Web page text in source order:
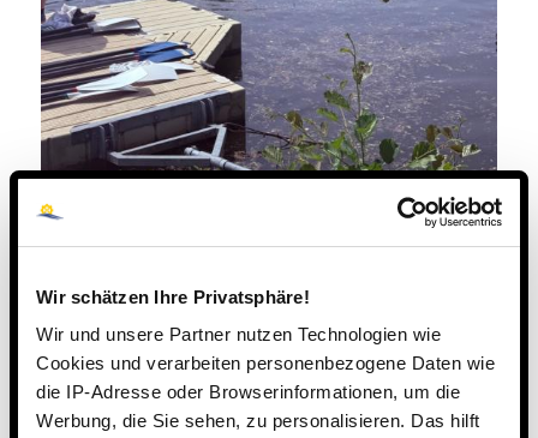
Wir schätzen Ihre Privatsphäre!
Wir und unsere Partner nutzen Technologien wie
Cookies und verarbeiten personenbezogene Daten wie
die IP-Adresse oder Browserinformationen, um die
Werbung, die Sie sehen, zu personalisieren. Das hilft